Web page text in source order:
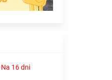
Na 16 dni